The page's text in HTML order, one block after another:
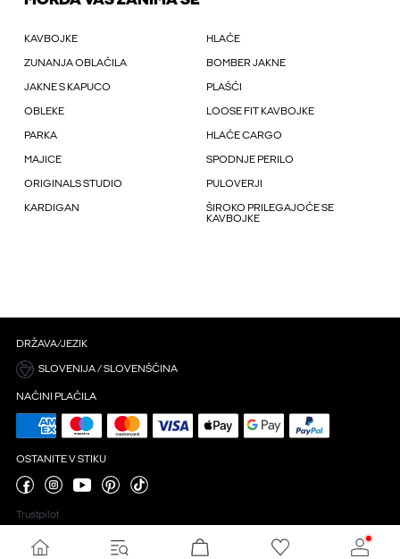
KAVBOJKE HLAČE
ZUNANJA OBLAČILA BOMBER JAKNE
JAKNE S KAPUCO PLAŠČI
OBLEKE LOOSE FIT KAVBOJKE
PARKA HLAČE CARGO
MAJICE SPODNJE PERILO
ORIGINALS STUDIO PULOVERJI
KARDIGAN
ŠIROKO PRILEGAJOČE SE
KAVBOJKE
DRŽAVA/JEZIK
SLOVENIJA / SLOVENŠČINA
NAČINI PLAČILA
OSTANITE V STIKU
Trustpilot